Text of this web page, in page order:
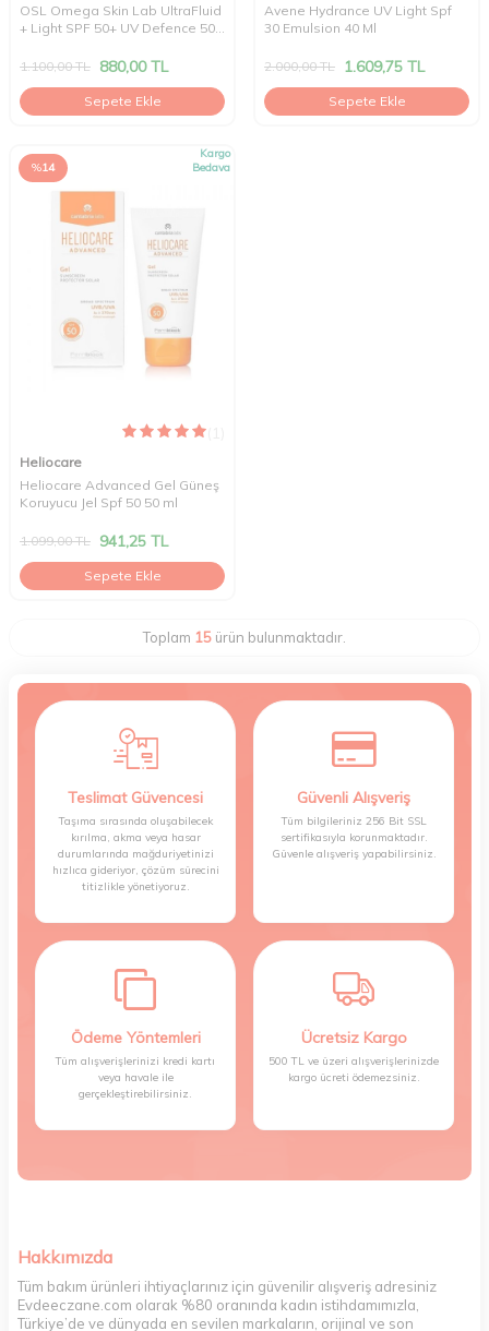
OSL Omega Skin Lab UltraFluid
+ Light SPF 50+ UV Defence 50
1.100,00TL 880,00TL
Sepete Ekle
Avene Hydrance UV Light Spf
30 Emulsion 40 Ml
2.000,00TL 1.609,75 TL
Sepete Ekle
%14
Kargo
Bedava
Heliocare
Heliocare Advanced Gel Güneş
Koruyucu Jel Spf 50 50 ml
1.099,00TL 941,25 TL
Sepete Ekle
Toplam 15 ürün bulunmaktadır.
Teslimat Güvencesi
Taşıma sırasında oluşabilecek
kırılma, akma veya hasar
durumlarında mağduriyetinizi
hızlıca gideriyor, çözüm sürecini
titizlikle yönetiyoruz.
Güvenli Alışveriş
Tüm bilgileriniz 256 Bit SSL
sertifikasıyla korunmaktadır.
Güvenle alışveriş yapabilirsiniz.
Ödeme Yöntemleri
Tüm alışverişlerinizi kredi kartı
veya havale ile
gerçekleştirebilirsiniz.
Ücretsiz Kargo
500 TL ve üzeri alışverişlerinizde
kargo ücreti ödemezsiniz.
Hakkımızda
Tüm bakım ürünleri ihtiyaçlarınız için güvenilir alışveriş adresiniz
Evdeeczane.com olarak %80 oranında kadın istihdamımızla,
Türkiye’de ve dünyada en sevilen markaların, orijinal ve son